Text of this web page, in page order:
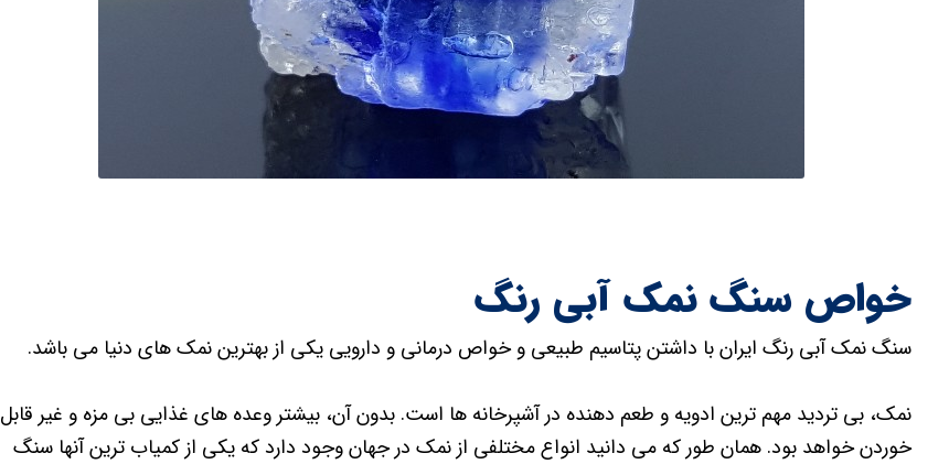
خواص سنگ نمک آبی رنگ
سنگ نمک آبی رنگ ایران با داشتن پتاسیم طبیعی و خواص درمانی و دارویی یکی از بهترین نمک های دنیا می باشد.
نمک، بی تردید مهم ترین ادویه و طعم دهنده در آشپرخانه ها است. بدون آن، بیشتر وعده های غذایی بی مزه و غیر قابل
خوردن خواهد بود. همان طور که می دانید انواع مختلفی از نمک در جهان وجود دارد که یکی از کمیاب ترین آنها سنگ